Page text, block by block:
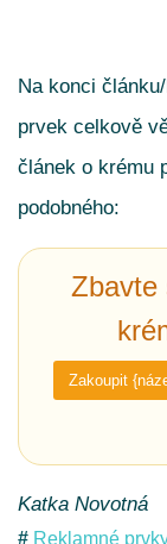
Na konci
prvek celkově
článek o krému
podobného:
Zbavte
Zakoupit
Katka Novotná
Reklamné